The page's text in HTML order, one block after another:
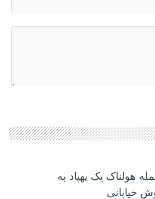
هولناک یک پهپاد به
خیابانی